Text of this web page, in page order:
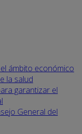
ámbito económico
la salud
garantizar el
General del